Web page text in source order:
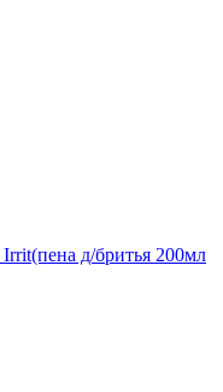
д/бритья 200мл